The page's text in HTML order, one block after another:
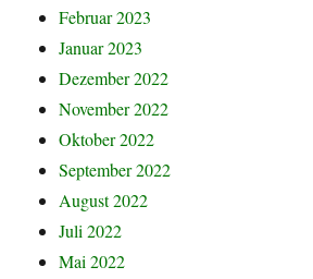
Februar 2023
Januar 2023
Dezember 2022
November 2022
Oktober 2022
September 2022
August 2022
Juli 2022
Mai 2022